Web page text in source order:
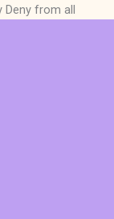
Deny from all